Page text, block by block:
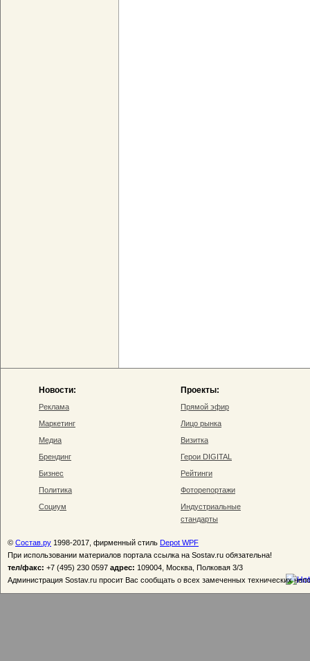
Новости:
Реклама
Маркетинг
Медиа
Брендинг
Бизнес
Политика
Социум
Проекты:
Прямой эфир
Лицо рынка
Визитка
Герои DIGITAL
Рейтинги
Фоторепортажи
Индустриальные
стандарты
© Состав.ру 1998-2017, фирменный стиль Depot WPF
При использовании материалов портала ссылка на Sostav.ru обязательна!
тел/факс: +7 (495) 230 0597 адрес: 109004, Москва, Полковая 3/3
Администрация Sostav.ru просит Вас сообщать о всех замеченных технических